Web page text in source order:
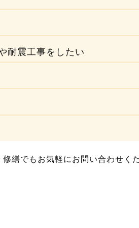
耐震工事をしたい
繕でもお気軽にお問い合わせく